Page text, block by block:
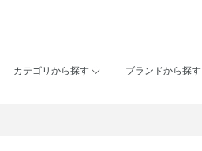
カテゴリから探す ブランドから探す